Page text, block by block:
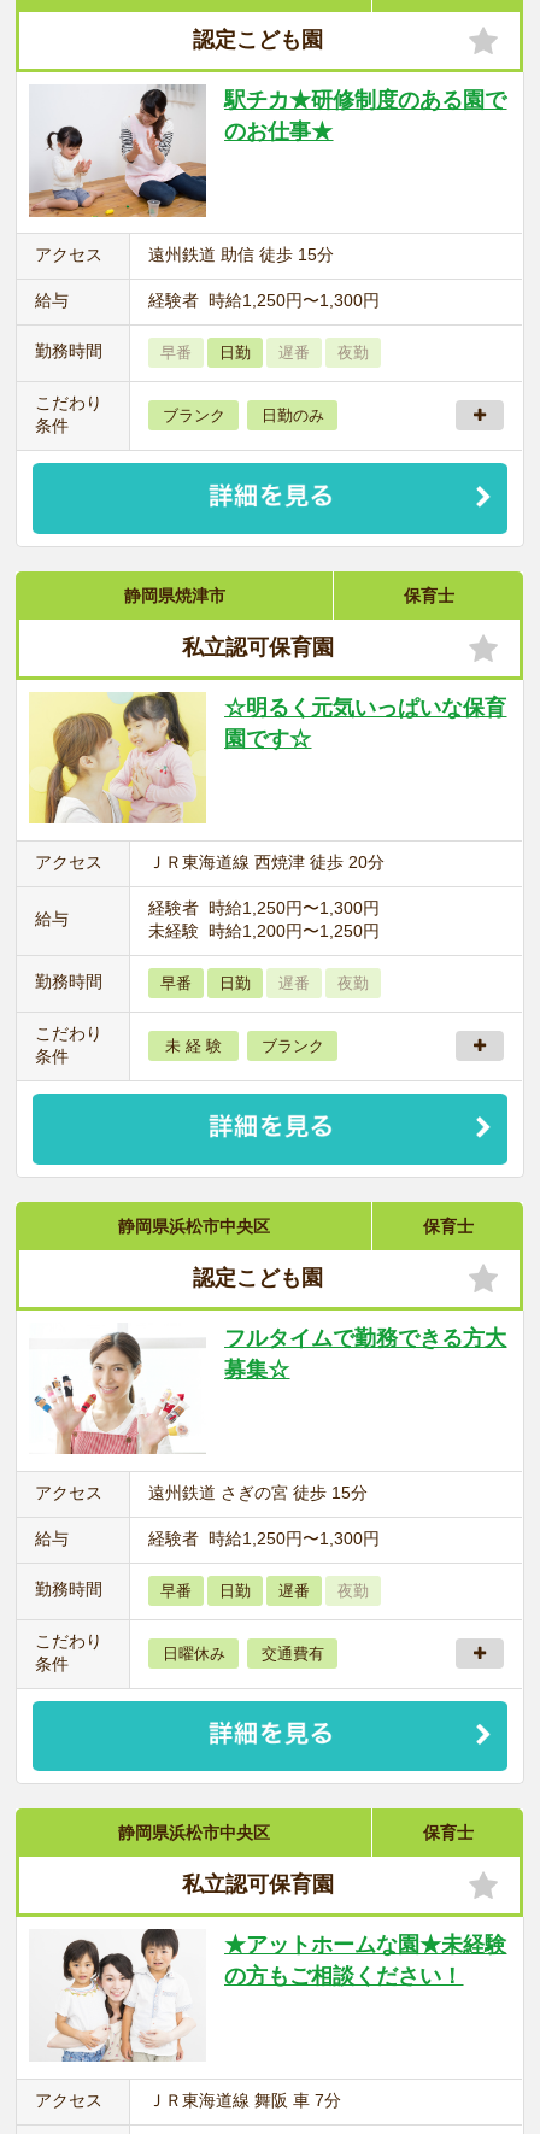
認定こども園
駅チカ★研修制度のある園で
のお仕事★
アクセス 遠州鉄道 助信 徒歩 15分
給与 経験者 時給1,250円〜1,300円
勤務時間 早番 日勤 遅番 夜勤
こだわり
条件
ブランク 日勤のみ
静岡県焼津市 保育士
私立認可保育園
☆明るく元気いっぱいな保育
園です☆
アクセス ＪＲ東海道線 西焼津 徒歩 20分
給与
経験者 時給1,250円〜1,300円
未経験 時給1,200円〜1,250円
勤務時間 早番 日勤 遅番 夜勤
こだわり
条件
未 経 験 ブランク
静岡県浜松市中央区 保育士
認定こども園
フルタイムで勤務できる方大
募集☆
アクセス 遠州鉄道 さぎの宮 徒歩 15分
給与 経験者 時給1,250円〜1,300円
勤務時間 早番 日勤 遅番 夜勤
こだわり
条件
日曜休み 交通費有
静岡県浜松市中央区 保育士
私立認可保育園
★アットホームな園★未経験
の方もご相談ください！
アクセス ＪＲ東海道線 舞阪 車 7分